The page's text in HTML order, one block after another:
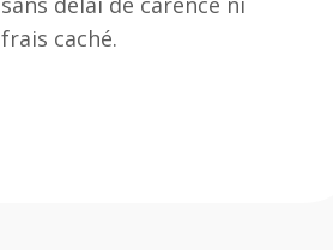
frais caché.